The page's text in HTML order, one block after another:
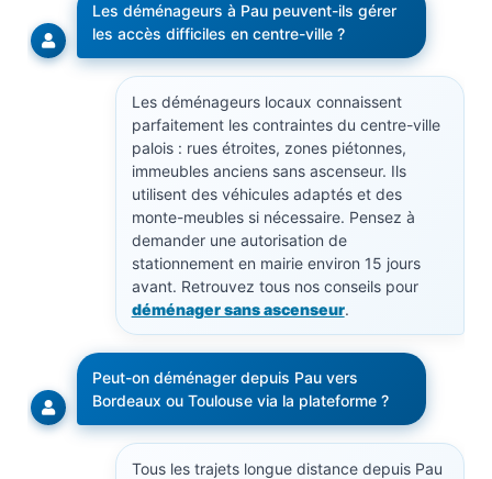
Les déménageurs à Pau peuvent-ils gérer
les accès difficiles en centre-ville ?
Les déménageurs locaux connaissent
parfaitement les contraintes du centre-ville
palois : rues étroites, zones piétonnes,
immeubles anciens sans ascenseur. Ils
utilisent des véhicules adaptés et des
monte-meubles si nécessaire. Pensez à
demander une autorisation de
stationnement en mairie environ 15 jours
avant. Retrouvez tous nos conseils pour
déménager sans ascenseur.
Peut-on déménager depuis Pau vers
Bordeaux ou Toulouse via la plateforme ?
Tous les trajets longue distance depuis Pau